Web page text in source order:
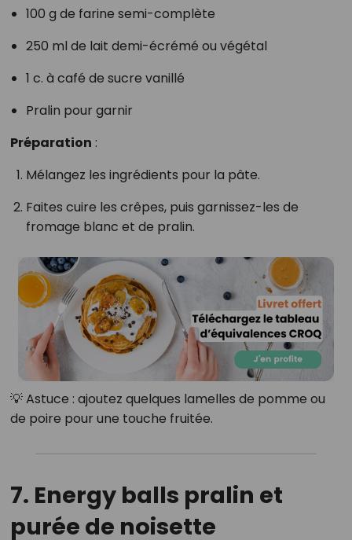
100 g de farine semi-complète
250 ml de lait demi-écrémé ou végétal
1 c. à café de sucre vanillé
Pralin pour garnir
Préparation :
Mélangez les ingrédients pour la pâte.
Faites cuire les crêpes, puis garnissez-les de
fromage blanc et de pralin.
💡 Astuce : ajoutez quelques lamelles de pomme ou
de poire pour une touche fruitée.
7. Energy balls pralin et
purée de noisette